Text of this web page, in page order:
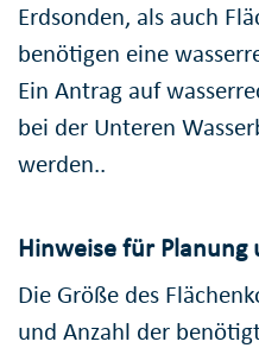
Erdsonden, als auch
benötigen eine
Ein Antrag auf
bei der Unteren
werden..
Hinweise für Planung
Die Größe des
und Anzahl der